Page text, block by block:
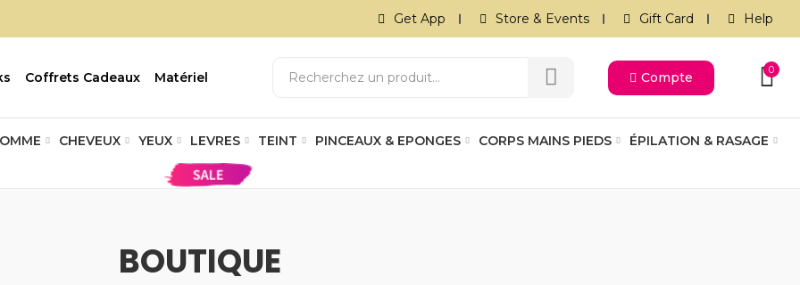
Get App Store & Events Gift Card Help
Coffrets Cadeaux Matériel Compte
0
CHEVEUX YEUX LEVRES TEINT PINCEAUX & EPONGES CORPS MAINS PIEDS ÉPILATION & RASAGE
BOUTIQUE